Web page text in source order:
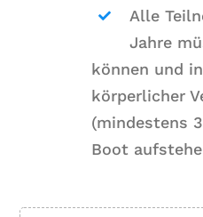
Alle
Jahre
können und
körperlicher
(mindestens
Boot